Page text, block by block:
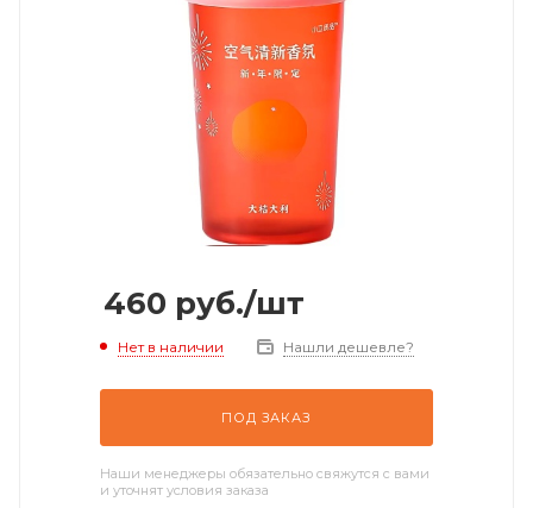
460 руб./шт
Нет в наличии Нашли дешевле?
ПОД ЗАКАЗ
Наши менеджеры обязательно свяжутся с вами
и уточнят условия заказа